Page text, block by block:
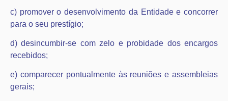
c) promover o desenvolvimento da Entidade e concorrer
para o seu prestígio;
d) desincumbir-se com zelo e probidade dos encargos
recebidos;
e) comparecer pontualmente às reuniões e assembleias
gerais;